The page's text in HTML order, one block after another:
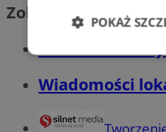
Zobacz również
Wiadomości
POKAŻ
Niezbędne